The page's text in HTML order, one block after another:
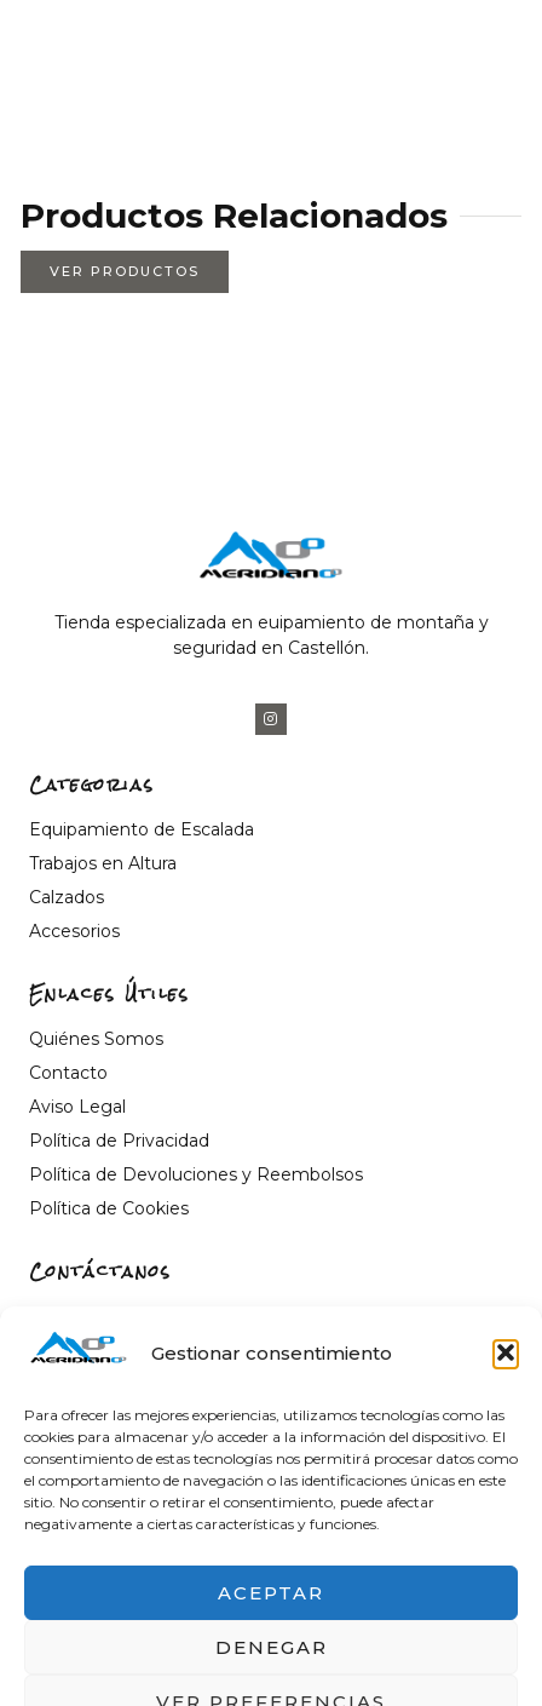
Gestionar consentimiento
Para ofrecer las mejores experiencias, utilizamos tecnologías como las
cookies para almacenar y/o acceder a la información del dispositivo. El
consentimiento de estas tecnologías nos permitirá procesar datos como
el comportamiento de navegación o las identificaciones únicas en este
sitio. No consentir o retirar el consentimiento, puede afectar
negativamente a ciertas características y funciones.
ACEPTAR
DENEGAR
VER PREFERENCIAS
Productos Relacionados
VER PRODUCTOS
Tienda especializada en euipamiento de montaña y
seguridad en Castellón.
Categorias
Equipamiento de Escalada
Trabajos en Altura
Calzados
Accesorios
Enlaces Útiles
Quiénes Somos
Contacto
Aviso Legal
Política de Privacidad
Política de Devoluciones y Reembolsos
Política de Cookies
Contáctanos
Castelló
info@meridiano-0.com
@ 2025 Diseñado byClicacs.com
Financiado por la Unión Europea – NextGenerationEU